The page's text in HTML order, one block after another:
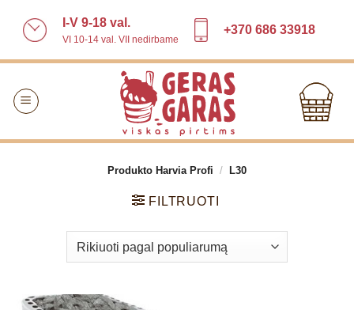
I-V 9-18 val.
VI 10-14 val. VII nedirbame
+370 686 33918
Produkto Harvia Profi / L30
FILTRUOTI